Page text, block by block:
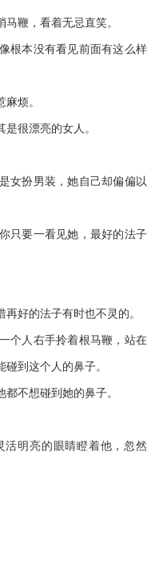
鞭，看着无忌直笑。
本没有看见前面有这么样
烦。
很漂亮的女人。
扮男装，她自己却偏偏以
要一看见她，最好的法子
好的法子有时也不灵的。
人右手拎着根马鞭，站在
到这个人的鼻子。
不想碰到她的鼻子。
明亮的眼睛瞪着他，忽然